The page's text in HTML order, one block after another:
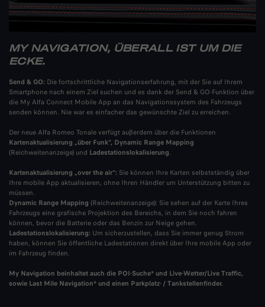
MY NAVIGATION, ÜBERALL IST UM DIE
ECKE.
Send & GO: Die fortschrittliche Navigationserfahrung, mit der Sie auf Ihrem
Smartphone nach einem Ziel suchen und es dank der Send & GO-Funktion über
die My Alfa Connect Mobile App an das Navigationssystem des Fahrzeugs
senden können. Nie war es einfacher das gewünschte Ziel zu erreichen.
Der neue Alfa Romeo Tonale verfügt außerdem über die Funktionen
Kartenaktualisierung „über Funk“, Dynamic Range Mapping
(Reichweitenanzeige) und Ladestationslokalisierung.
Kartenaktualisierung „over the air“: Sie können Ihre Karten selbstständig über
Ihre mobile App aktualisieren, ohne Ihren Händler um Unterstützung bitten zu
müssen.
Dynamic Range Mapping (Reichweitenanzeige): Sie sehen auf der Karte Ihres
Fahrzeugs eine grafische Projektion des Bereichs, in dem Sie noch fahren
können, bevor die Batterie oder das Benzin zur Neige gehen.​
Ladestationslokalisierung: Um sicherzustellen, dass Sie immer genug Strom
haben, können Sie öffentliche Ladestationen direkt über Ihre mobile App oder
im Fahrzeug finden. ​
My Navigation beinhaltet auch die POI-Suche* und Live-Wetter/Live Traffic,
sowie Last Mile Navigation* und einen Parkplatz- / Tankstellenfinder.​​